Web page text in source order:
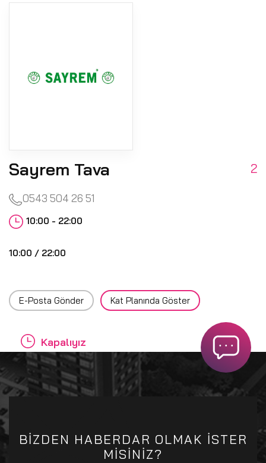
Sayrem Tava 2
0543 504 26 51
10:00 - 22:00
10:00 / 22:00
E-Posta Gönder Kat Planında Göster
Kapalıyız
BİZDEN HABERDAR OLMAK İSTER
MİSİNİZ?